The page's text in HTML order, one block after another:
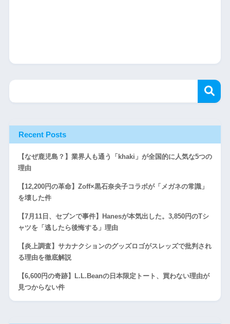
Recent Posts
【なぜ鹿児島？】業界人も通う「khaki」が全国的に人気な5つの
理由
【12,200円の革命】Zoff×黒石奈央子コラボが「メガネの常識」
を壊した件
【7月11日、セブンで事件】Hanesが本気出した。3,850円のTシ
ャツを「逃したら後悔する」理由
【炎上調査】サカナクションのグッズロゴがスレッズで批判され
る理由を徹底解説
【6,600円の奇跡】L.L.Beanの日本限定トート、買わない理由が
見つからない件